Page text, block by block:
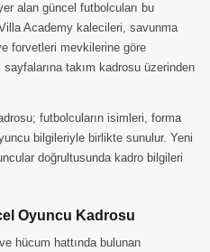
alan güncel futbolcuları bu
Academy kalecileri, savunma
forvetleri mevkilerine göre
takım kadrosu üzerinden
futbolcuların isimleri, forma
bilgileriyle birlikte sunulur. Yeni
doğrultusunda kadro bilgileri
Oyuncu Kadrosu
hücum hattında bulunan